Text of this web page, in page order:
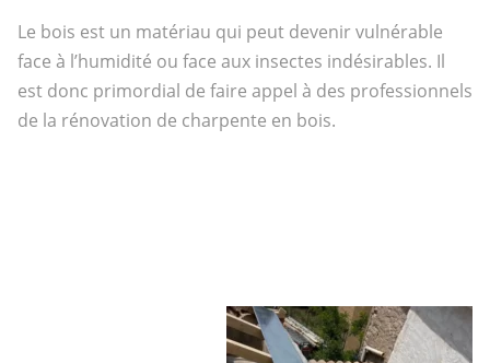
Le bois est un matériau qui peut devenir vulnérable
face à l’humidité ou face aux insectes indésirables. Il
est donc primordial de faire appel à des professionnels
de la rénovation de charpente en bois.